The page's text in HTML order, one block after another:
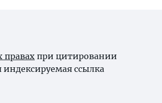
правах при цитировании
ссылка